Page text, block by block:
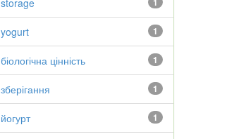
storage
1
yogurt
1
біологічна цінність
1
зберігання
1
йогурт